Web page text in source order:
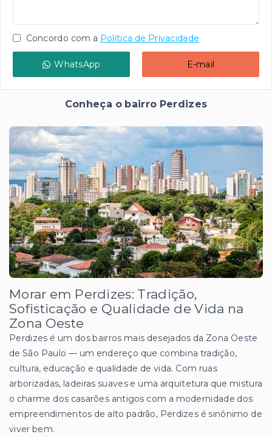
Concordo com a Política de Privacidade
WhatsApp E-mail
Conheça o bairro Perdizes
Morar em Perdizes: Tradição,
Sofisticação e Qualidade de Vida na
Zona Oeste
Perdizes é um dos bairros mais desejados da Zona Oeste
de São Paulo — um endereço que combina tradição,
cultura, educação e qualidade de vida. Com ruas
arborizadas, ladeiras suaves e uma arquitetura que mistura
o charme dos casarões antigos com a modernidade dos
empreendimentos de alto padrão, Perdizes é sinônimo de
viver bem.